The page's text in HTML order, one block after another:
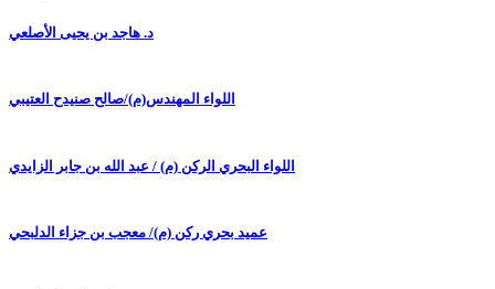
د. هاجد بن يحيى الأصلعي
اللواء المهندس(م)/صالح صنيدح العتيبي
اللواء البحري الركن (م) / عبد الله بن جابر الزايدي
عميد بحري ركن (م)/ معجب بن جزاء الدلبحي